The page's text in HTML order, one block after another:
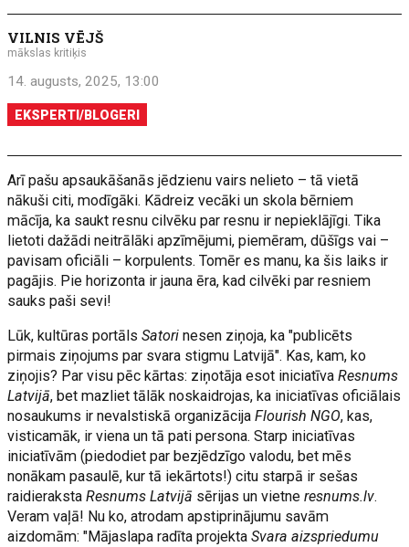
VILNIS VĒJŠ
mākslas kritiķis
14. augusts, 2025, 13:00
EKSPERTI/BLOGERI
Arī pašu apsaukāšanās jēdzienu vairs nelieto – tā vietā
nākuši citi, modīgāki. Kādreiz vecāki un skola bērniem
mācīja, ka saukt resnu cilvēku par resnu ir nepieklājīgi. Tika
lietoti dažādi neitrālāki apzīmējumi, piemēram, dūšīgs vai –
pavisam oficiāli – korpulents. Tomēr es manu, ka šis laiks ir
pagājis. Pie horizonta ir jauna ēra, kad cilvēki par resniem
sauks paši sevi!
Lūk, kultūras portālsSatorinesen ziņoja, ka "publicēts
pirmais ziņojums par svara stigmu Latvijā". Kas, kam, ko
ziņojis? Par visu pēc kārtas: ziņotāja esot iniciatīvaResnums
Latvijā, bet mazliet tālāk noskaidrojas, ka iniciatīvas oficiālais
nosaukums ir nevalstiskā organizācijaFlourish NGO, kas,
visticamāk, ir viena un tā pati persona. Starp iniciatīvas
iniciatīvām (piedodiet par bezjēdzīgo valodu, bet mēs
nonākam pasaulē, kur tā iekārtots!) citu starpā ir sešas
raidierakstaResnums Latvijā sērijas un vietne resnums.lv.
Veram vaļā! Nu ko, atrodam apstiprinājumu savām
aizdomām: "Mājaslapa radīta projektaSvara aizspriedumu